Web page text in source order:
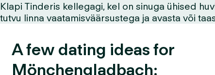
Klapi Tinderis kellegagi, kel on sinuga ühised
tutvu linna vaatamisväärsustega ja avasta või
A few dating ideas for
Mönchengladbach: